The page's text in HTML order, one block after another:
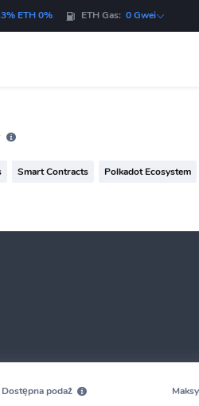
ETH 0% ETH Gas: 0 Gwei
Smart Contracts Polkadot Ecosystem
Dostępna podaż